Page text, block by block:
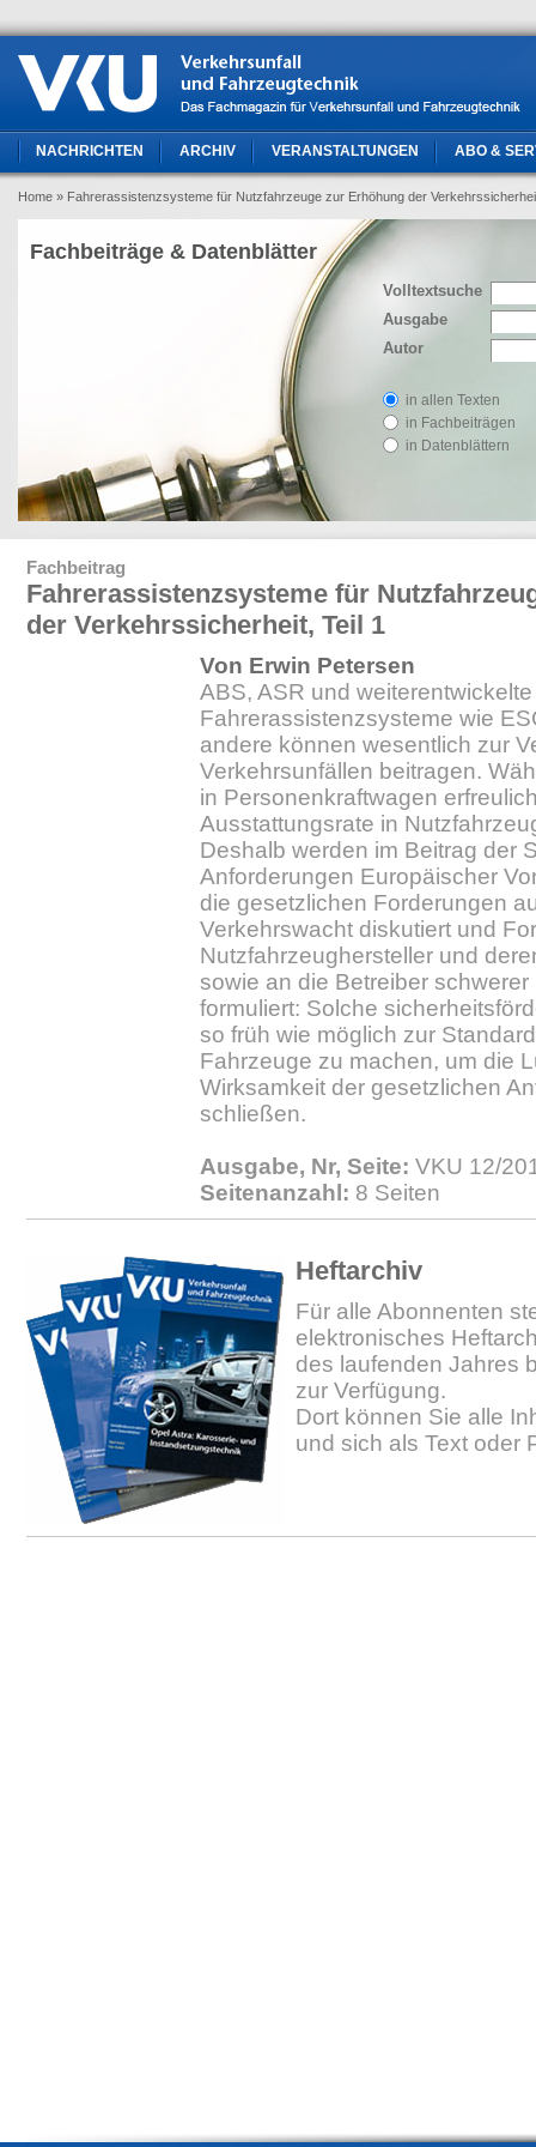
NACHRICHTEN ARCHIV VERANSTALTUNGEN ABO &
Home » Fahrerassistenzsysteme für Nutzfahrzeuge zur Erhöhung der
Volltextsuche
Ausgabe
Autor
in allen Texten
in Fachbeiträgen
in Datenblättern
Fachbeiträge & Datenblätter
Fachbeitrag
Fahrerassistenzsysteme für
der Verkehrssicherheit, Teil 1
Von Erwin Petersen
ABS, ASR und weiterentwickelte
Fahrerassistenzsysteme wie
andere können wesentlich zur
Verkehrsunfällen beitragen.
in Personenkraftwagen
Ausstattungsrate in
Deshalb werden im Beitrag der
Anforderungen Europäischer
die gesetzlichen Forderungen
Verkehrswacht diskutiert und
Nutzfahrzeughersteller und
sowie an die Betreiber
formuliert: Solche
so früh wie möglich zur
Fahrzeuge zu machen, um die
Wirksamkeit der gesetzlichen
schließen.
Ausgabe, Nr, Seite: VKU 12/
Seitenanzahl: 8 Seiten
Heftarchiv
Für alle Abonnenten
elektronisches
des laufenden Jahres
zur Verfügung.
Dort können Sie alle
und sich als Text oder